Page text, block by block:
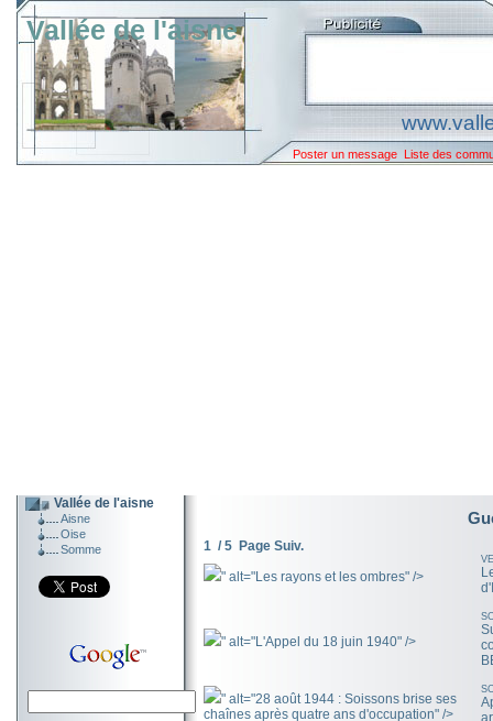
Vallée de l'aisne
Poster un message Liste des
Vallée de l'aisne
Aisne
Oise
Somme
1 / 5 Page Suiv.
" alt="Les rayons et les ombres" />
" alt="L'Appel du 18 juin 1940" />
" alt="28 août 1944 : Soissons brise ses
chaînes après quatre ans d'occupation" />